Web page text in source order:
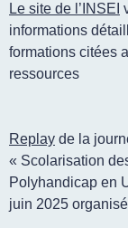
Le site de l’INSEI
informations
formations citées
ressources
Replay de la
« Scolarisation
Polyhandicap en
juin 2025